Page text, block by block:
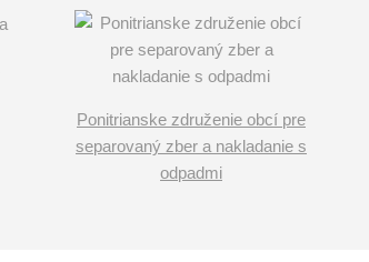
Ponitrianske združenie obcí pre
separovaný zber a nakladanie s
odpadmi